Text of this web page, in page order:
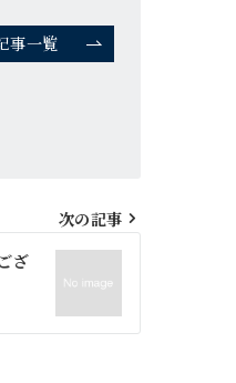
事一覧
次の記事
ざ